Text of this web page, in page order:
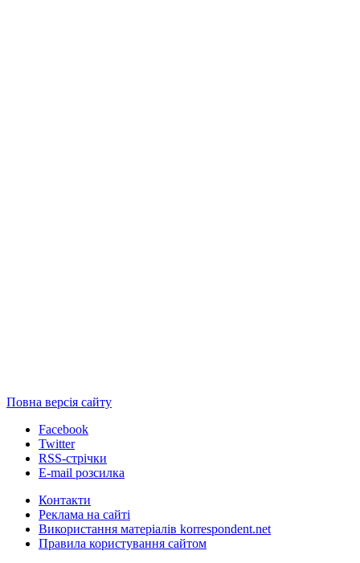
Повна версія сайту
Facebook
Twitter
RSS-стрічки
E-mail розсилка
Контакти
Реклама на сайті
Використання матеріалів korrespondent.net
Правила користування сайтом